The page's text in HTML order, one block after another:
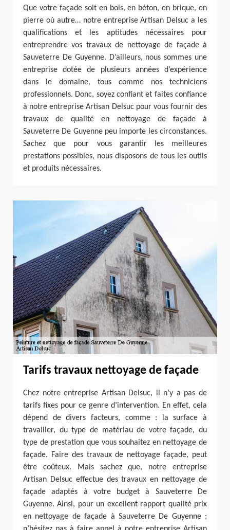
Que votre façade soit en bois, en béton, en brique, en
pierre où autre… notre entreprise Artisan Delsuc a les
qualifications et les aptitudes nécessaires pour
entreprendre vos travaux de nettoyage de façade à
Sauveterre De Guyenne. D’ailleurs, nous sommes une
entreprise dotée de plusieurs années d’expérience
dans le domaine, tous comme nos techniciens
professionnels. Donc, soyez confiant et faites confiance
à notre entreprise Artisan Delsuc pour vous fournir des
travaux de qualité en nettoyage de façade à
Sauveterre De Guyenne peu importe les circonstances.
Sachez que pour vous garantir les meilleures
prestations possibles, nous disposons de tous les outils
et produits nécessaires.
Tarifs travaux nettoyage de façade
Chez notre entreprise Artisan Delsuc, il n’y a pas de
tarifs fixes pour ce genre d’intervention. En effet, cela
dépend de divers facteurs, comme : la surface à
travailler, du type de matériau de votre façade, du
type de prestation que vous souhaitez en nettoyage de
façade. Faire des travaux de nettoyage façade, peut
être coûteux. Mais sachez que, notre entreprise
Artisan Delsuc effectue des travaux en nettoyage de
façade adaptés à votre budget à Sauveterre De
Guyenne. Ainsi, pour un excellent rapport qualité prix
en nettoyage de façade à Sauveterre De Guyenne ;